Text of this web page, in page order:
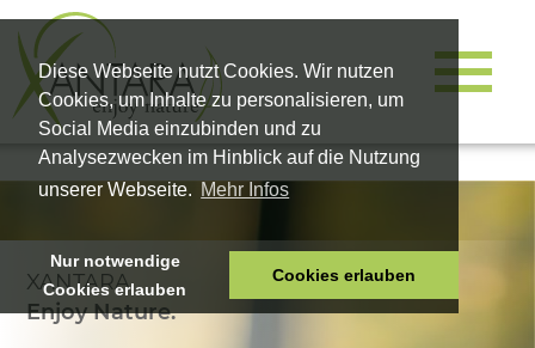
Diese Webseite nutzt Cookies. Wir nutzen
Cookies, um Inhalte zu personalisieren, um
Social Media einzubinden und zu
Analysezwecken im Hinblick auf die Nutzung
unserer Webseite. Mehr Infos
Nur notwendige
Cookies erlauben
Cookies erlauben
HOME
TIERNAHRUNG
XANTARA
Enjoy Nature.